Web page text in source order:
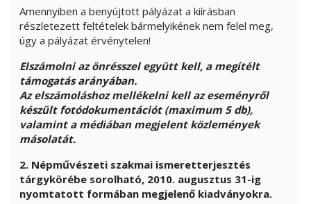
Amennyiben a benyújtott pályázat a kiírásban
részletezett feltételek bármelyikének nem felel meg,
úgy a pályázat érvénytelen!
Elszámolni az önrésszel együtt kell, a megítélt
támogatás arányában.
Az elszámoláshoz mellékelni kell az eseményről
készült fotódokumentációt (maximum 5 db),
valamint a médiában megjelent közlemények
másolatát.
2. Népművészeti szakmai ismeretterjesztés
tárgykörébe sorolható, 2010. augusztus 31-ig
nyomtatott formában megjelenő kiadványokra.